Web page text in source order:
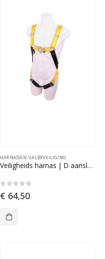
HARNASSEN,VALBEVEILIGING
Veiligheids harnas | D aansluiting voor & achterzijde BigGuy
€ 64,50